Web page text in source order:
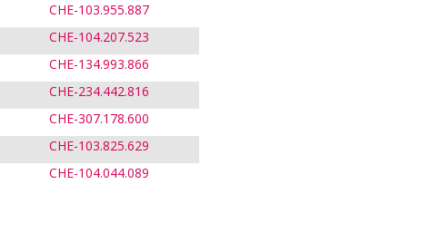
CHE-103.955.887
CHE-104.207.523
CHE-134.993.866
CHE-234.442.816
CHE-307.178.600
CHE-103.825.629
CHE-104.044.089